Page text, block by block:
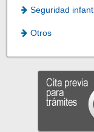
Seguridad
Otros